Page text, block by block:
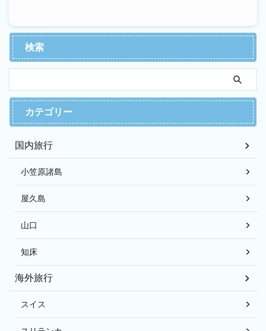
検索
カテゴリー
国内旅行
小笠原諸島
屋久島
山口
知床
海外旅行
スイス